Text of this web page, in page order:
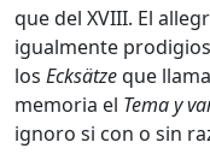
que del XVIII. El
igualmente
los Ecksätzeque
memoria el Tema y
ignoro si con o sin